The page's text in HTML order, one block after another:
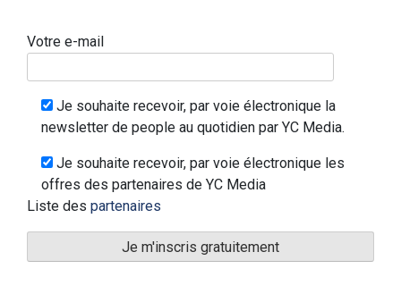
Votre e-mail
Je souhaite recevoir, par voie électronique la
newsletter de people au quotidien par YC Media.
Je souhaite recevoir, par voie électronique les
offres des partenaires de YC Media
Liste des partenaires